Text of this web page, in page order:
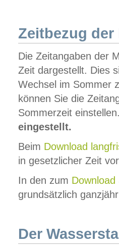
Zeitbezug der
Die Zeitangaben der
Zeit dargestellt. Dies
Wechsel im Sommer
können Sie die
Sommerzeit
eingestellt.
Beim Download
in gesetzlicher Zeit
In den zum Download
grundsätzlich
Der